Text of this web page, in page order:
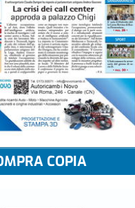
COPIA